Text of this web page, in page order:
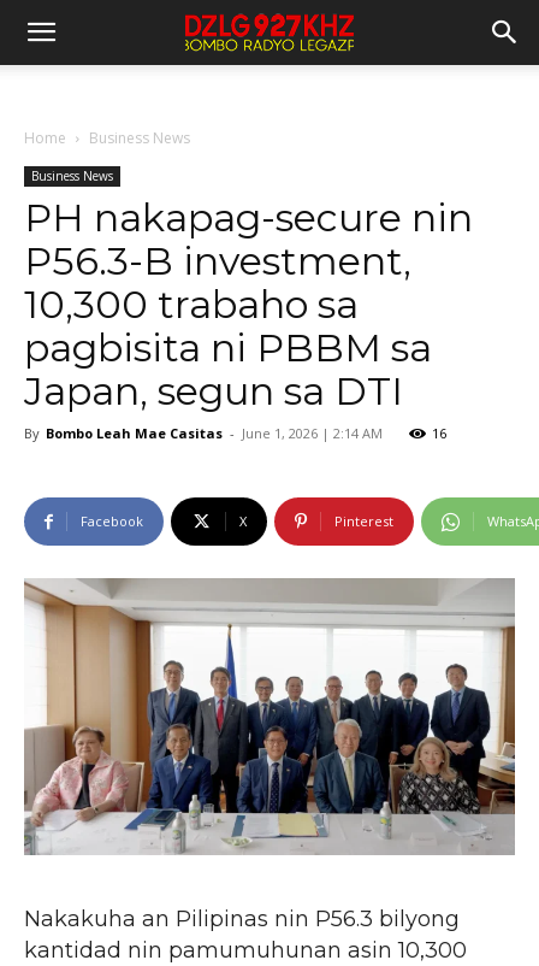
Home Business News
Business News
PH nakapag-secure nin
P56.3-B investment,
10,300 trabaho sa
pagbisita ni PBBM sa
Japan, segun sa DTI
By Bombo Leah Mae Casitas - June 1, 2026 | 2:14 AM 16
Facebook X Pinterest
Nakakuha an Pilipinas nin P56.3 bilyong
kantidad nin pamumuhunan asin 10,300